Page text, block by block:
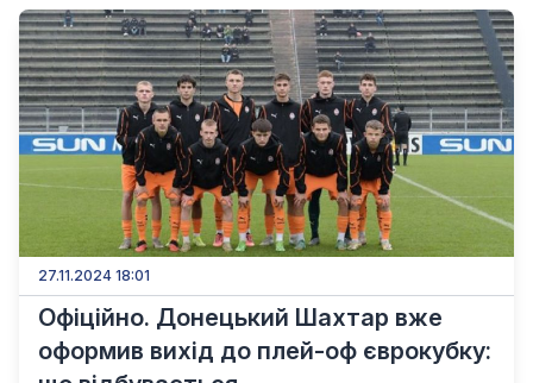
27.11.2024 18:01
Офіційно. Донецький Шахтар вже
оформив вихід до плей-оф єврокубку: